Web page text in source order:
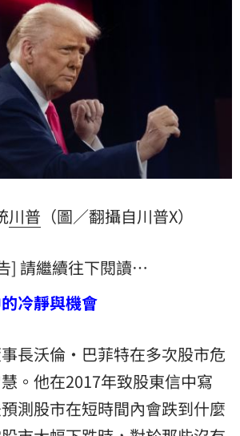
川普 （圖／翻攝自川普X）
] 請繼續往下閱讀…
冷靜與機會
長沃倫·巴菲特在多次股市危
。他在2017年致股東信中寫
測股市在短時間內會跌到什麼